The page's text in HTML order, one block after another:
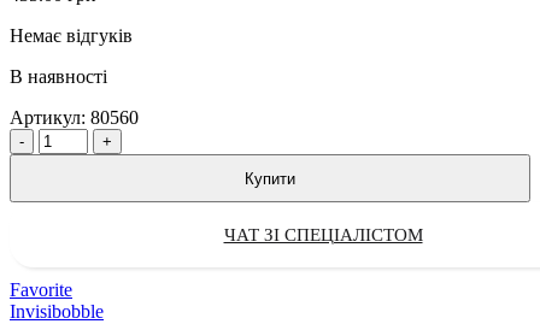
Немає відгуків
В наявності
Артикул: 80560
Quantity
Купити
ЧАТ ЗІ СПЕЦІАЛІСТОМ
Favorite
Invisibobble